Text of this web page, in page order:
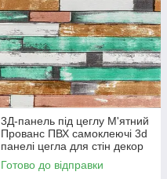
3Д-панель під цеглу М'ятний
Прованс ПВХ самоклеючі 3d
панелі цегла для стін декор
700*700*5мм (57) SW-
00000238
Готово до відправки